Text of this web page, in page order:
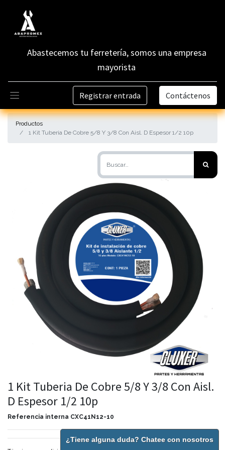
Abastecemos tu ferretería, somos una empresa
mayorista
Registrar entrada Contáctenos
Productos
1 Kit Tuberia De Cobre 5/8 Y 3/8 Con Aisl. D Espesor 1/2 10p
1 Kit Tuberia De Cobre 5/8 Y 3/8 Con Aisl.
D Espesor 1/2 10p
Referencia interna CXC41N12-10
¿Tiene alguna duda? Chatee con nosotros